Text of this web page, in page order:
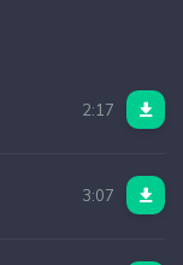
2:17
3:07